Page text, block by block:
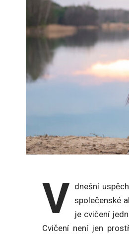
V dnešní
společenské
je cvičení
Cvičení není jen